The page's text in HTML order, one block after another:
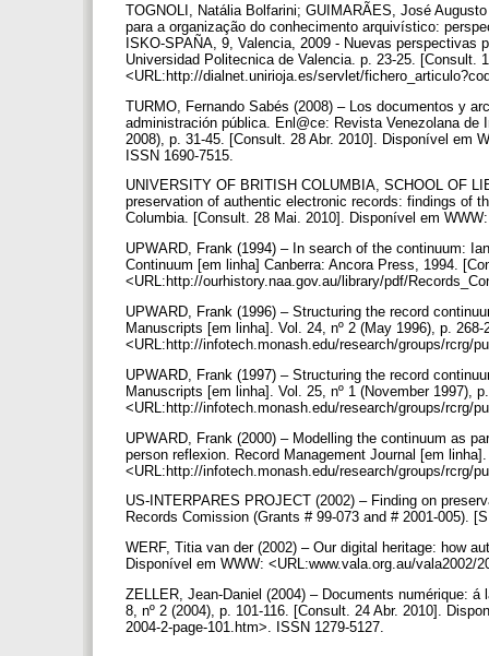
TOGNOLI, Natália Bolfarini; GUIMARÃES, José
para a organização do conhecimento arquivístico:
ISKO-SPAÑA, 9, Valencia, 2009 - Nuevas
Universidad Politecnica de Valencia. p. 23-25. [Consult.
<URL:http://dialnet.unirioja.es/servlet/
TURMO, Fernando Sabés (2008) – Los documentos y
administración pública. Enl@ce: Revista Venezolana
2008), p. 31-45. [Consult. 28 Abr. 2010]. Disponível em
ISSN 1690-7515.
UNIVERSITY OF BRITISH COLUMBIA, SCHOOL OF
preservation of authentic electronic records: findings of
Columbia. [Consult. 28 Mai. 2010]. Disponível em
UPWARD, Frank (1994) – In search of the continuum:
Continuum [em linha] Canberra: Ancora Press, 1994.
<URL:http://ourhistory.naa.gov.au/library/pdf/
UPWARD, Frank (1996) – Structuring the record
Manuscripts [em linha]. Vol. 24, nº 2 (May 1996), p.
<URL:http://infotech.monash.edu/research/groups/rcrg/
UPWARD, Frank (1997) – Structuring the record
Manuscripts [em linha]. Vol. 25, nº 1 (November 1997),
<URL:http://infotech.monash.edu/research/groups/rcrg/
UPWARD, Frank (2000) – Modelling the continuum as
person reflexion. Record Management Journal [em
<URL:http://infotech.monash.edu/research/groups/rcrg/
US-INTERPARES PROJECT (2002) – Finding on
Records Comission (Grants # 99-073 and # 2001-005).
WERF, Titia van der (2002) – Our digital heritage: how
Disponível em WWW: <URL:www.vala.org.au/vala2002/
ZELLER, Jean-Daniel (2004) – Documents numérique:
8, nº 2 (2004), p. 101-116. [Consult. 24 Abr. 2010].
2004-2-page-101.htm>. ISSN 1279-5127.